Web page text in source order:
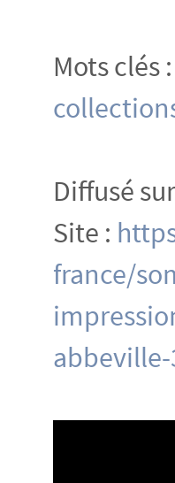
Mots clés :
Diffusé
Site :
france/